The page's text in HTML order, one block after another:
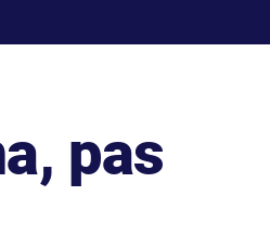
pas